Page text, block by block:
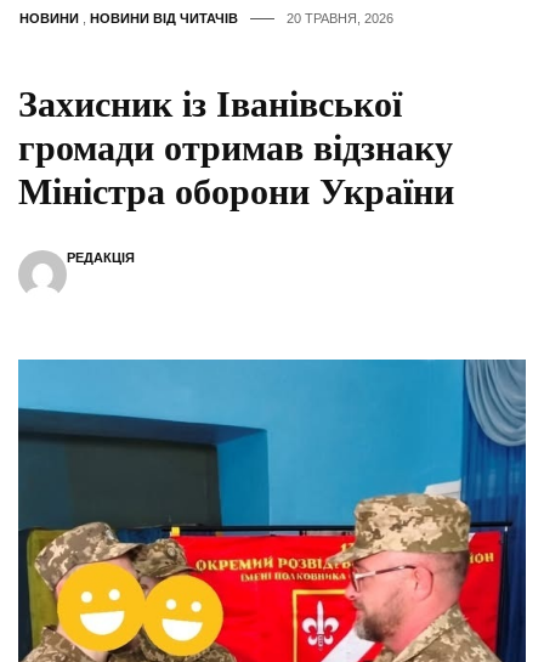
НОВИНИ НОВИНИ ВІД ЧИТАЧІВ 20 ТРАВНЯ, 2026
Захисник із Іванівської
громади отримав відзнаку
Міністра оборони України
РЕДАКЦІЯ